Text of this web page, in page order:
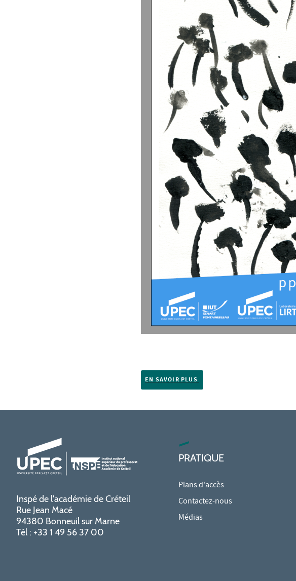
EN SAVOIR PLUS
Inspé de l'académie de Créteil
Rue Jean Macé
94380 Bonneuil sur Marne
Tél : +33 1 49 56 37 00
PRATIQUE
Plans d'accès
Contactez-nous
Médias